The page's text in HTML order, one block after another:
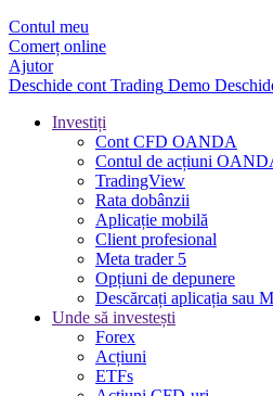
Contul meu
Comerț online
Ajutor
Deschide cont Trading Demo
Investiți
Cont CFD OANDA
Contul de acțiuni
TradingView
Rata dobânzii
Aplicație mobilă
Client profesional
Meta trader 5
Opțiuni de depunere
Descărcați aplicația sau
Unde să investești
Forex
Acțiuni
ETFs